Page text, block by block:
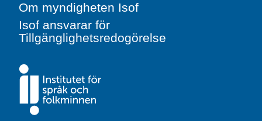
Om myndigheten Isof
Isof ansvarar för
Tillgänglighetsredogörelse